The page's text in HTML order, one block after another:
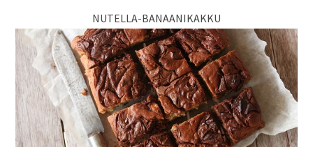
NUTELLA-BANAANIKAKKU